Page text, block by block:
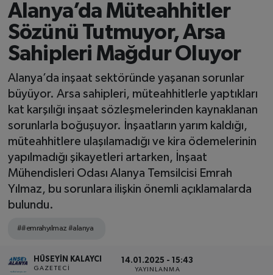
Alanya’da Müteahhitler
Sözünü Tutmuyor, Arsa
Sahipleri Mağdur Oluyor
Alanya’da inşaat sektöründe yaşanan sorunlar
büyüyor. Arsa sahipleri, müteahhitlerle yaptıkları
kat karşılığı inşaat sözleşmelerinden kaynaklanan
sorunlarla boğuşuyor. İnşaatların yarım kaldığı,
müteahhitlere ulaşılamadığı ve kira ödemelerinin
yapılmadığı şikayetleri artarken, İnşaat
Mühendisleri Odası Alanya Temsilcisi Emrah
Yılmaz, bu sorunlara ilişkin önemli açıklamalarda
bulundu.
##emrahyılmaz #alanya
HÜSEYIN KALAYCI
GAZETECI
14.01.2025 - 15:43
YAYINLANMA